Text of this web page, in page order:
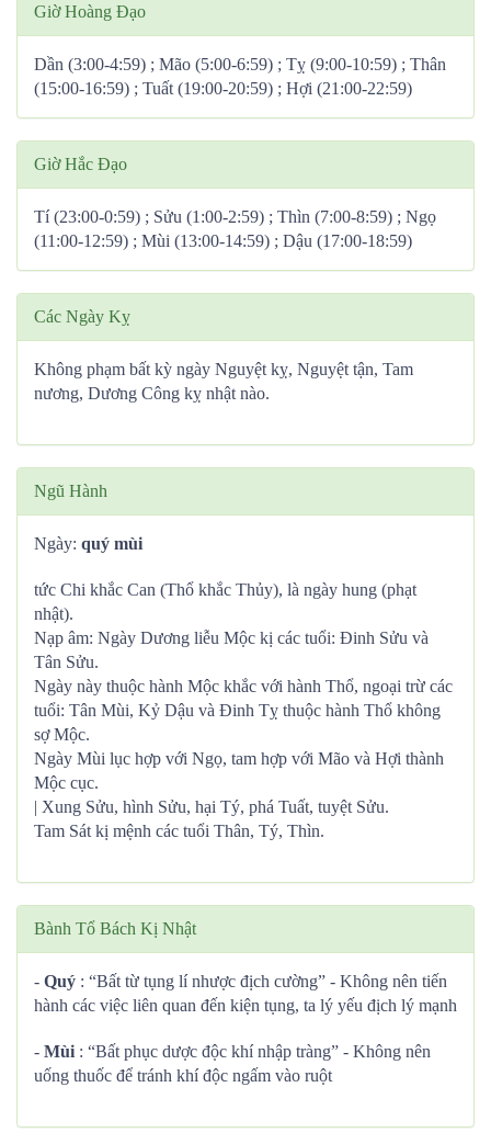
Giờ Hoàng Đạo
Dần (3:00-4:59) ; Mão (5:00-6:59) ; Tỵ (9:00-10:59) ; Thân
(15:00-16:59) ; Tuất (19:00-20:59) ; Hợi (21:00-22:59)
Giờ Hắc Đạo
Tí (23:00-0:59) ; Sửu (1:00-2:59) ; Thìn (7:00-8:59) ; Ngọ
(11:00-12:59) ; Mùi (13:00-14:59) ; Dậu (17:00-18:59)
Các Ngày Kỵ
Không phạm bất kỳ ngày Nguyệt kỵ, Nguyệt tận, Tam
nương, Dương Công kỵ nhật nào.
Ngũ Hành
Ngày: quý mùi
tức Chi khắc Can (Thổ khắc Thủy), là ngày hung (phạt
nhật).
Nạp âm: Ngày Dương liễu Mộc kị các tuổi: Đinh Sửu và
Tân Sửu.
Ngày này thuộc hành Mộc khắc với hành Thổ, ngoại trừ các
tuổi: Tân Mùi, Kỷ Dậu và Đinh Tỵ thuộc hành Thổ không
sợ Mộc.
Ngày Mùi lục hợp với Ngọ, tam hợp với Mão và Hợi thành
Mộc cục.
| Xung Sửu, hình Sửu, hại Tý, phá Tuất, tuyệt Sửu.
Tam Sát kị mệnh các tuổi Thân, Tý, Thìn.
Bành Tổ Bách Kị Nhật
- Quý : “Bất từ tụng lí nhược địch cường” - Không nên tiến
hành các việc liên quan đến kiện tụng, ta lý yếu địch lý mạnh
- Mùi : “Bất phục dược độc khí nhập tràng” - Không nên
uống thuốc để tránh khí độc ngấm vào ruột